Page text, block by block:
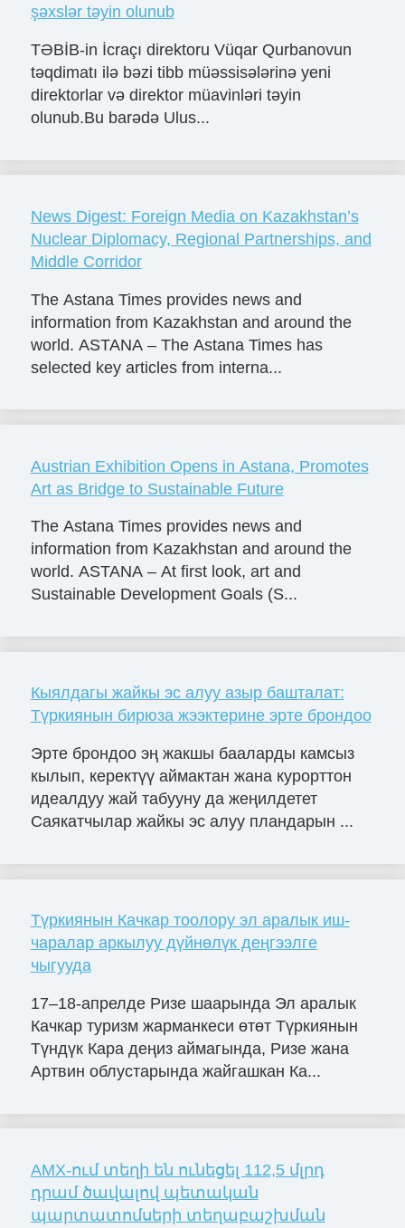
şəxslər təyin olunub
TƏBİB-in İcraçı direktoru Vüqar Qurbanovun
təqdimatı ilə bəzi tibb müəssisələrinə yeni
direktorlar və direktor müavinləri təyin
olunub.Bu barədə Ulus...
News Digest: Foreign Media on Kazakhstan’s
Nuclear Diplomacy, Regional Partnerships, and
Middle Corridor
The Astana Times provides news and
information from Kazakhstan and around the
world. ASTANA – The Astana Times has
selected key articles from interna...
Austrian Exhibition Opens in Astana, Promotes
Art as Bridge to Sustainable Future
The Astana Times provides news and
information from Kazakhstan and around the
world. ASTANA – At first look, art and
Sustainable Development Goals (S...
Кыялдагы жайкы эс алуу азыр башталат:
Түркиянын бирюза жээктерине эрте брондоо
Эрте брондоо эң жакшы бааларды камсыз
кылып, керектүү аймактан жана курорттон
идеалдуу жай табууну да жеңилдетет
Саякатчылар жайкы эс алуу пландарын ...
Түркиянын Качкар тоолору эл аралык иш-
чаралар аркылуу дүйнөлүк деңгээлге
чыгууда
17–18-апрелде Ризе шаарында Эл аралык
Качкар туризм жарманкеси өтөт Түркиянын
Түндүк Кара деңиз аймагында, Ризе жана
Артвин облустарында жайгашкан Ка...
AMX-ում տեղի են ունեցել 112,5 մլրդ
դրամ ծավալով պետական
պարտատոմսերի տեղաբաշխման